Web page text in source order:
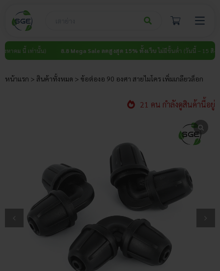
content
เท่านั้น) 8.8 Mega Sale ลดสูงสุด 15% ทั้งเว็บไม่มีขั้นต่ำ (วันนี้ – 15 สิงหาคม นี้
หน้าแรก > สินค้าทั้งหมด > ข้อต่องอ 90 องศา สายไมโคร เพิ่มเกลียวล็อก
21 คน กำลังดูสินค้านี้อยู่